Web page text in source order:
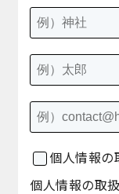
個人情報の
個人情報の取